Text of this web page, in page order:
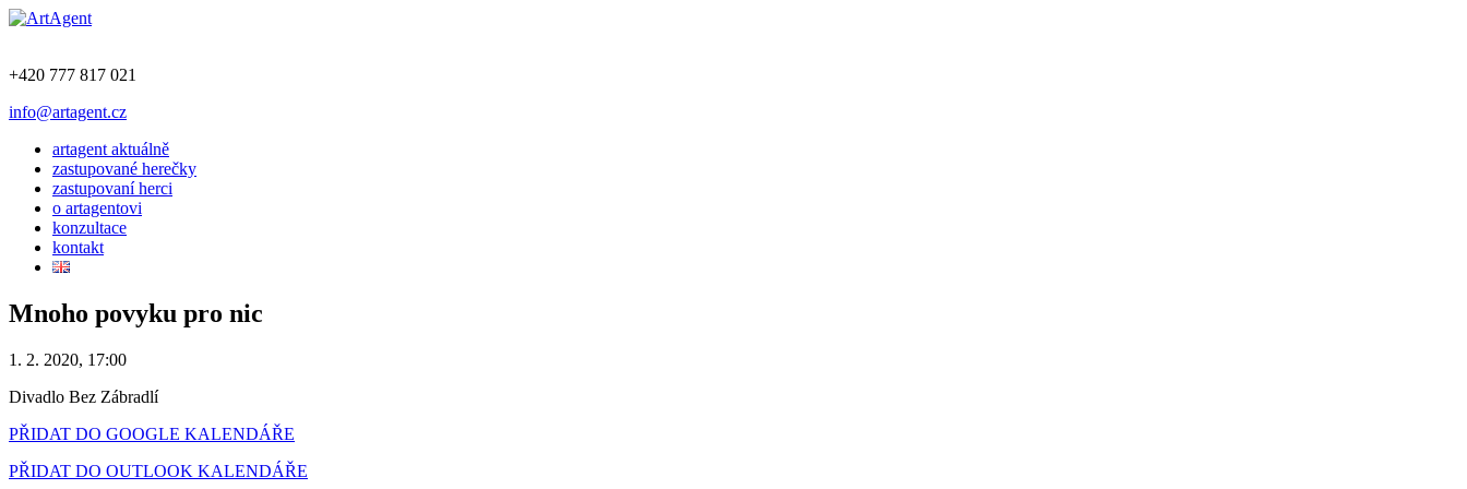
+420 777 817 021
info@artagent.cz
artagent aktuálně
zastupované herečky
zastupovaní herci
o artagentovi
konzultace
kontakt
Mnoho povyku pro nic
1. 2. 2020, 17:00
Divadlo Bez Zábradlí
PŘIDAT DO GOOGLE KALENDÁŘE
PŘIDAT DO OUTLOOK KALENDÁŘE